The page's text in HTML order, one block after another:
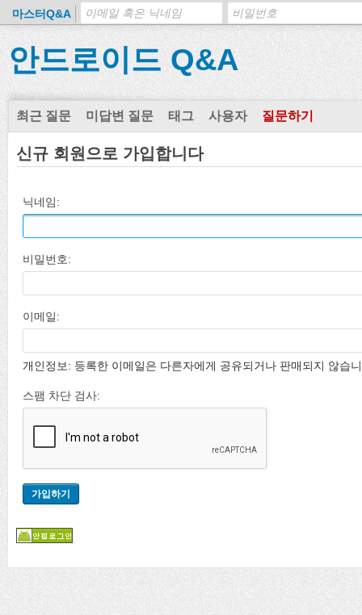
마스터Q&A
안드로이드 Q&A
최근 질문 미답변 질문 태그 사용자 질문하기
신규 회원으로 가입합니다
닉네임:
비밀번호:
이메일:
개인정보: 등록한 이메일은 다른자에게 공유되거나 판매되지 않습
스팸 차단 검사: